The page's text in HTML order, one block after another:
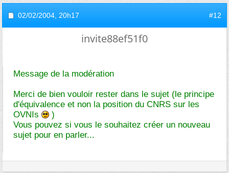
02/02/2004, 20h17 #12
invite88ef51f0
Message de la modération
Merci de bien vouloir rester dans le sujet (le principe
d'équivalence et non la position du CNRS sur les
OVNIs
)
Vous pouvez si vous le souhaitez créer un nouveau
sujet pour en parler...